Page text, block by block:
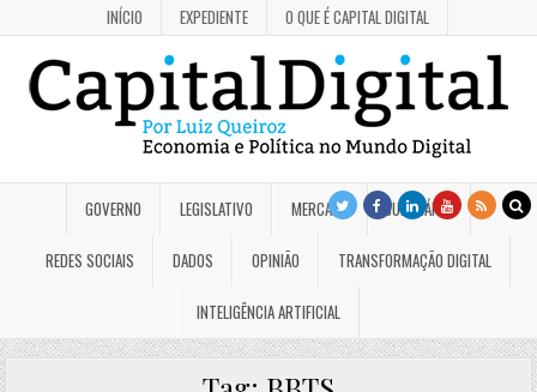
INÍCIO EXPEDIENTE O QUE É CAPITAL DIGITAL
GOVERNO LEGISLATIVO MERCADO JUDICIÁRIO
REDES SOCIAIS DADOS OPINIÃO TRANSFORMAÇÃO DIGITAL
INTELIGÊNCIA ARTIFICIAL